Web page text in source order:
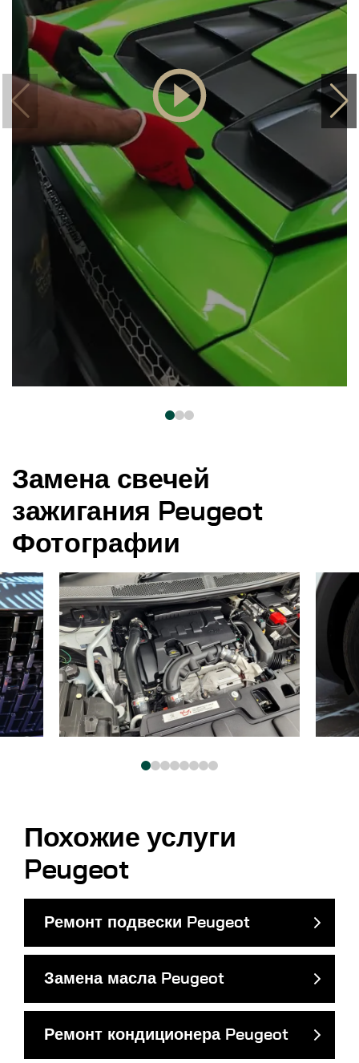
Замена свечей
зажигания Peugeot
Фотографии
Похожие услуги
Peugeot
Ремонт подвески Peugeot
Замена масла Peugeot
Ремонт кондиционера Peugeot